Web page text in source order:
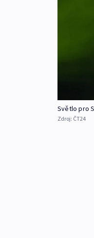
Světlo pro
Zdroj: ČT24